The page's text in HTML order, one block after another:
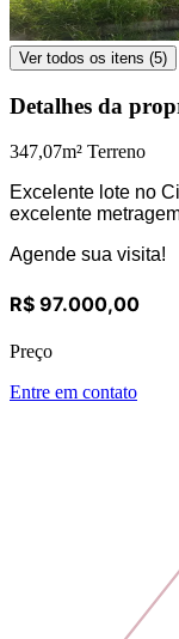
Ver todos os itens (5)
Detalhes da
347,07m² Terreno
Excelente lote no
excelente
Agende sua visita!
R$ 97.000,00
Preço
Entre em contato